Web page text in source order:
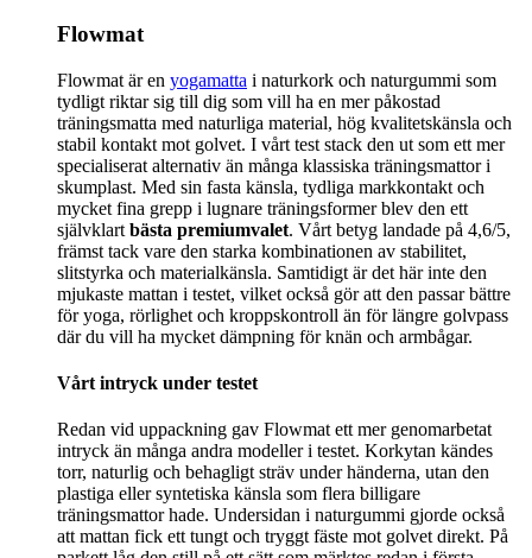
Flowmat
Flowmat är en yogamatta i naturkork och naturgummi som
tydligt riktar sig till dig som vill ha en mer påkostad
träningsmatta med naturliga material, hög kvalitetskänsla och
stabil kontakt mot golvet. I vårt test stack den ut som ett mer
specialiserat alternativ än många klassiska träningsmattor i
skumplast. Med sin fasta känsla, tydliga markkontakt och
mycket fina grepp i lugnare träningsformer blev den ett
självklart bästa premiumvalet. Vårt betyg landade på 4,6/5,
främst tack vare den starka kombinationen av stabilitet,
slitstyrka och materialkänsla. Samtidigt är det här inte den
mjukaste mattan i testet, vilket också gör att den passar bättre
för yoga, rörlighet och kroppskontroll än för längre golvpass
där du vill ha mycket dämpning för knän och armbågar.
Vårt intryck under testet
Redan vid uppackning gav Flowmat ett mer genomarbetat
intryck än många andra modeller i testet. Korkytan kändes
torr, naturlig och behagligt sträv under händerna, utan den
plastiga eller syntetiska känsla som flera billigare
träningsmattor hade. Undersidan i naturgummi gjorde också
att mattan fick ett tungt och tryggt fäste mot golvet direkt. På